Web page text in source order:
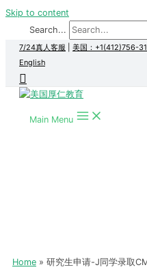
Skip to content
Search...
7/24真人客服 美国：+1(412)756-
English
Main Menu
Home 研究生申请-J同学录取